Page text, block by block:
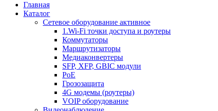
Главная
Каталог
Сетевое оборудование активное
1.Wi-Fi точки доступа и роутеры
Коммутаторы
Маршрутизаторы
Медиаконвертеры
SFP, XFP, GBIC модули
PoE
Грозозащита
4G модемы (роутеры)
VOIP оборудование